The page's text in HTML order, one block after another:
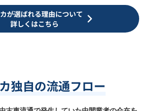
が選ばれる理由について
詳しくはこちら
独自の流通フロー